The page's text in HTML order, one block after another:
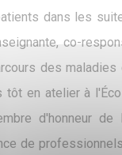
dans les
co-
des
en atelier à
d'honneur
de